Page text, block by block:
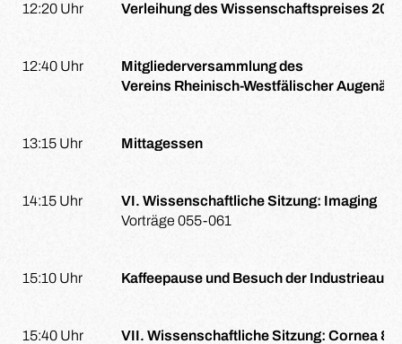
12:20 Uhr Verleihung des Wissenschaftspreises
12:40 Uhr
Mitgliederversammlung des
Vereins Rheinisch-Westfälischer
13:15 Uhr Mittagessen
14:15 Uhr
VI. Wissenschaftliche Sitzung: Imaging
Vorträge 055-061
15:10 Uhr Kaffeepause und Besuch der
15:40 Uhr
VII. Wissenschaftliche Sitzung: Cornea &